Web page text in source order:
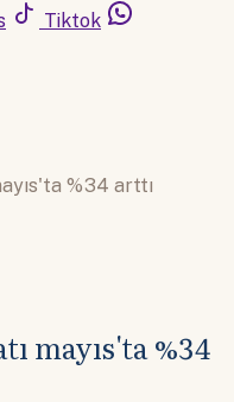
Tiktok
%34 arttı
mayıs'ta %34